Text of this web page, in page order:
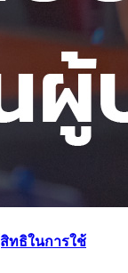
ทธิในการใช้